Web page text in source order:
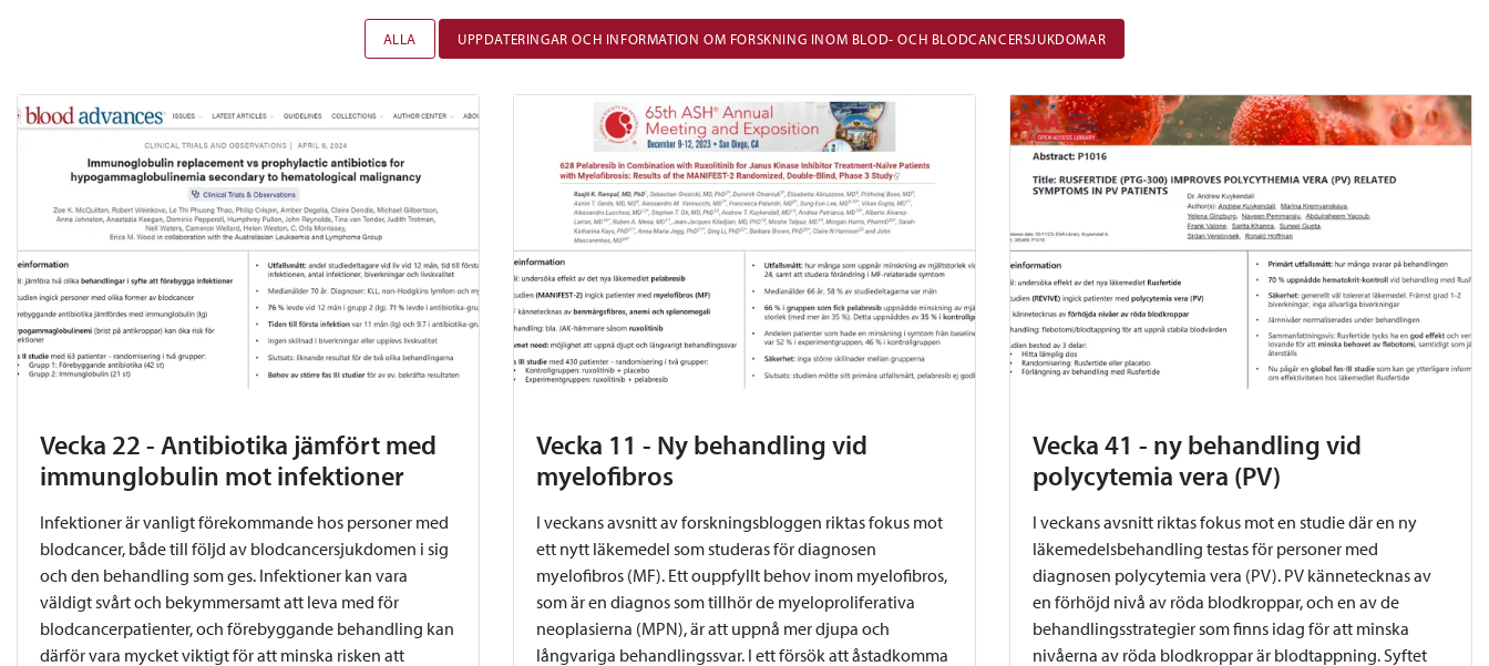
ALLA UPPDATERINGAR OCH INFORMATION OM FORSKNING INOM BLOD- OCH BLODCANCERSJUKDOMAR
Vecka 22 - Antibiotika jämfört med
immunglobulin mot infektioner
Infektioner är vanligt förekommande hos personer med
blodcancer, både till följd av blodcancersjukdomen i sig
och den behandling som ges. Infektioner kan vara
väldigt svårt och bekymmersamt att leva med för
blodcancerpatienter, och förebyggande behandling kan
därför vara mycket viktigt för att minska risken att
Vecka 11 - Ny behandling vid
myelofibros
I veckans avsnitt av forskningsbloggen riktas fokus mot
ett nytt läkemedel som studeras för diagnosen
myelofibros (MF). Ett ouppfyllt behov inom myelofibros,
som är en diagnos som tillhör de myeloproliferativa
neoplasierna (MPN), är att uppnå mer djupa och
långvariga behandlingssvar. I ett försök att åstadkomma
Vecka 41 - ny behandling vid
polycytemia vera (PV)
I veckans avsnitt riktas fokus mot en studie där en ny
läkemedelsbehandling testas för personer med
diagnosen polycytemia vera (PV). PV kännetecknas av
en förhöjd nivå av röda blodkroppar, och en av de
behandlingsstrategier som finns idag för att minska
nivåerna av röda blodkroppar är blodtappning. Syftet